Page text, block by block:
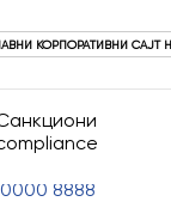
КОРПОРАТИВНИ САЈТ
8888